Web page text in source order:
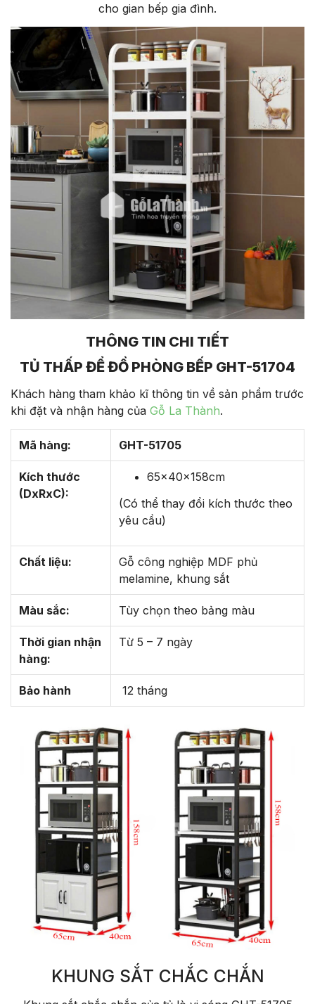
cho gian bếp gia đình.
THÔNG TIN CHI TIẾT
TỦ THẤP ĐỂ ĐỒ PHÒNG BẾP GHT-51704
Khách hàng tham khảo kĩ thông tin về sản phẩm trước
khi đặt và nhận hàng của Gỗ La Thành.
Mã hàng: GHT-51705
Kích thước
(DxRxC):
65x40x158cm
(Có thể thay đổi kích thước theo
yêu cầu)
Chất liệu:
Gỗ công nghiệp MDF phủ
melamine, khung sắt
Màu sắc: Tùy chọn theo bảng màu
Thời gian nhận
hàng:
Từ 5 – 7 ngày
Bảo hành 12 tháng
KHUNG SẮT CHẮC CHẮN